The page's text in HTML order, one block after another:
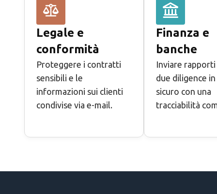
Legale e
conformità
Proteggere i contratti
sensibili e le
informazioni sui clienti
condivise via e-mail.
Finanza e
banche
Inviare
due diligence
sicuro con una
tracciabilità